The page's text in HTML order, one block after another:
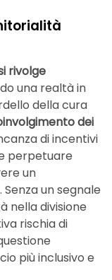
rivolge
una realtà in
della cura
dei
di incentivi
perpetuare
un
un segnale
nella divisione
rischia di
più inclusivo e